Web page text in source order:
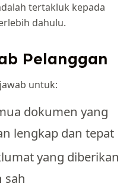
tertakluk kepada
dahulu.
Pelanggan
untuk:
dokumen yang
lengkap dan tepat
yang diberikan
sah